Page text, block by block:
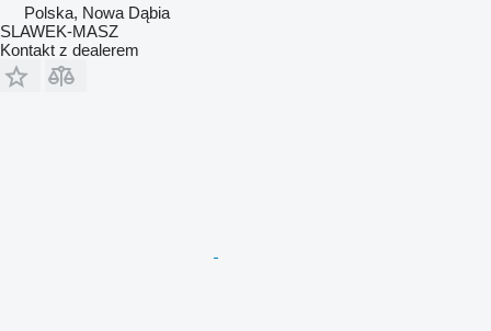
Polska, Nowa Dąbia
SLAWEK-MASZ
Kontakt z dealerem